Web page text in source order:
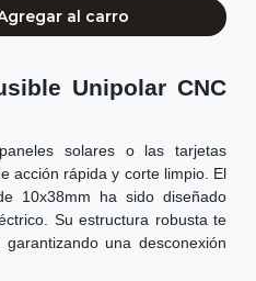
al carro
Unipolar CNC
solares o las tarjetas
acción rápida y corte limpio. El
10x38mm ha sido diseñado
Su estructura robusta te
una desconexión